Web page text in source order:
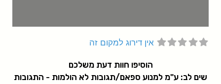
אין דירוג למקום זה
הוסיפו חוות דעת משלכם
שים לב: ע"מ למנוע ספאם/תגובות לא הולמות - התגובות